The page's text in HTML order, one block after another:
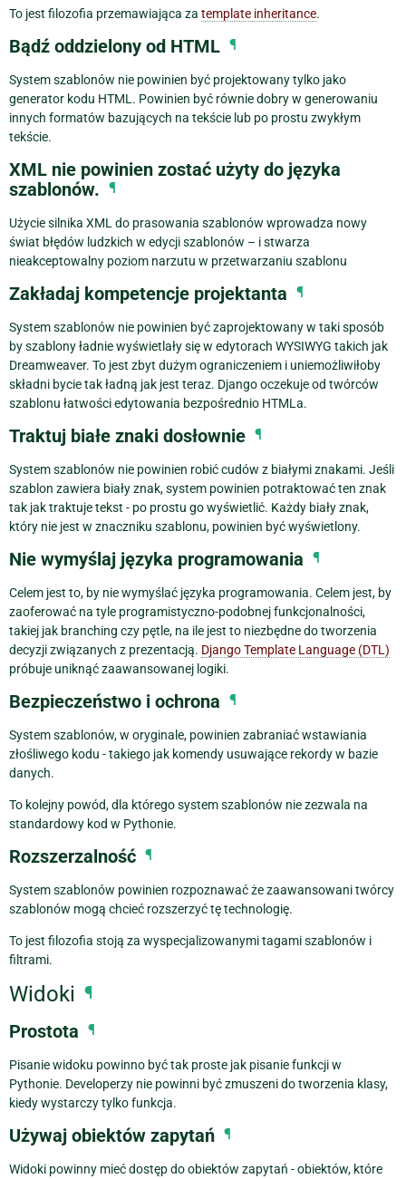
To jest filozofia przemawiająca za template inheritance.
Bądź oddzielony od HTML ¶
System szablonów nie powinien być projektowany tylko jako
generator kodu HTML. Powinien być równie dobry w generowaniu
innych formatów bazujących na tekście lub po prostu zwykłym
tekście.
XML nie powinien zostać użyty do języka
szablonów. ¶
Użycie silnika XML do prasowania szablonów wprowadza nowy
świat błędów ludzkich w edycji szablonów – i stwarza
nieakceptowalny poziom narzutu w przetwarzaniu szablonu
Zakładaj kompetencje projektanta ¶
System szablonów nie powinien być zaprojektowany w taki sposób
by szablony ładnie wyświetlały się w edytorach WYSIWYG takich jak
Dreamweaver. To jest zbyt dużym ograniczeniem i uniemożliwiłoby
składni bycie tak ładną jak jest teraz. Django oczekuje od twórców
szablonu łatwości edytowania bezpośrednio HTMLa.
Traktuj białe znaki dosłownie ¶
System szablonów nie powinien robić cudów z białymi znakami. Jeśli
szablon zawiera biały znak, system powinien potraktować ten znak
tak jak traktuje tekst - po prostu go wyświetlić. Każdy biały znak,
który nie jest w znaczniku szablonu, powinien być wyświetlony.
Nie wymyślaj języka programowania ¶
Celem jest to, by nie wymyślać języka programowania. Celem jest, by
zaoferować na tyle programistyczno-podobnej funkcjonalności,
takiej jak branching czy pętle, na ile jest to niezbędne do tworzenia
decyzji związanych z prezentacją. Django Template Language (DTL)
próbuje uniknąć zaawansowanej logiki.
Bezpieczeństwo i ochrona ¶
System szablonów, w oryginale, powinien zabraniać wstawiania
złośliwego kodu - takiego jak komendy usuwające rekordy w bazie
danych.
To kolejny powód, dla którego system szablonów nie zezwala na
standardowy kod w Pythonie.
Rozszerzalność ¶
System szablonów powinien rozpoznawać że zaawansowani twórcy
szablonów mogą chcieć rozszerzyć tę technologię.
To jest filozofia stoją za wyspecjalizowanymi tagami szablonów i
filtrami.
Widoki ¶
Prostota ¶
Pisanie widoku powinno być tak proste jak pisanie funkcji w
Pythonie. Developerzy nie powinni być zmuszeni do tworzenia klasy,
kiedy wystarczy tylko funkcja.
Używaj obiektów zapytań ¶
Widoki powinny mieć dostęp do obiektów zapytań - obiektów, które